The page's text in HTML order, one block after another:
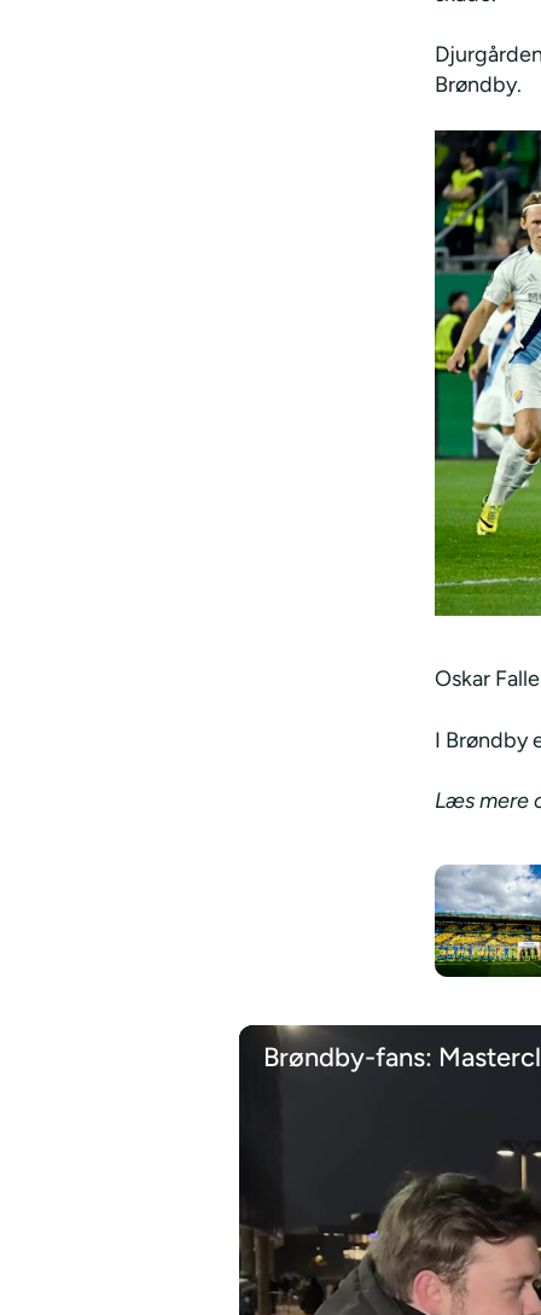
Brøndby.
Oskar
I Brøndby
Læs mere
Brøndby-fans: